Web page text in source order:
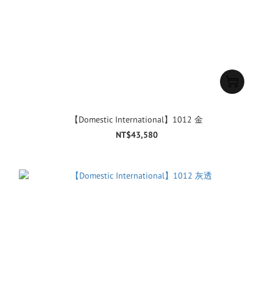
【Domestic International】1012 金
NT$43,580